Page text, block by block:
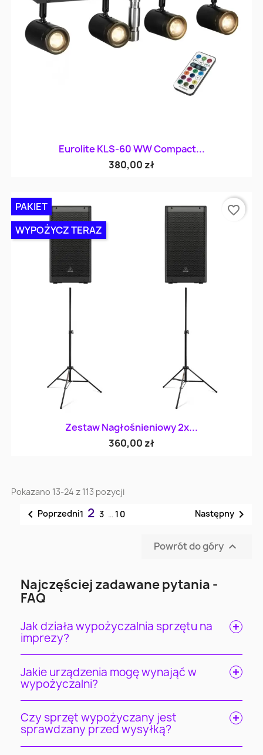
Eurolite KLS-60 WW Compact...
380,00 zł
Zestaw Nagłośnieniowy 2x...
360,00 zł
PAKIET
WYPOŻYCZ TERAZ
favorite_border
Pokazano 13-24 z 113 pozycji
 Poprzedni1 23 … 10 Następny
Powrót do góry 
Najczęściej zadawane pytania -
FAQ
Jak działa wypożyczalnia sprzętu na
imprezy?
Jakie urządzenia mogę wynająć w
wypożyczalni?
Czy sprzęt wypożyczany jest
sprawdzany przed wysyłką?